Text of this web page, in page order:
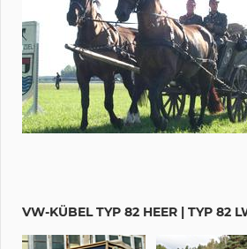
VW-KÜBEL TYP 82 HEER | TYP 82